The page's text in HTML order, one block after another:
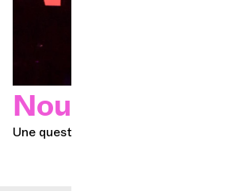
Nous contacter
Une question ?